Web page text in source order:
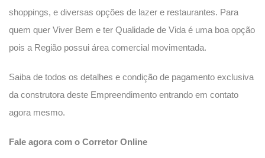
shoppings, e diversas opções de lazer e restaurantes. Para
quem quer Viver Bem e ter Qualidade de Vida é uma boa opção
pois a Região possui área comercial movimentada.
Saiba de todos os detalhes e condição de pagamento exclusiva
da construtora deste Empreendimento entrando em contato
agora mesmo.
Fale agora com o Corretor Online